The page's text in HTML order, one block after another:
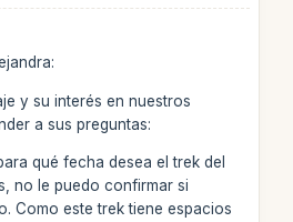
y su interés en nuestros
a sus preguntas:
qué fecha desea el trek del
no le puedo confirmar si
Como este trek tiene espacios